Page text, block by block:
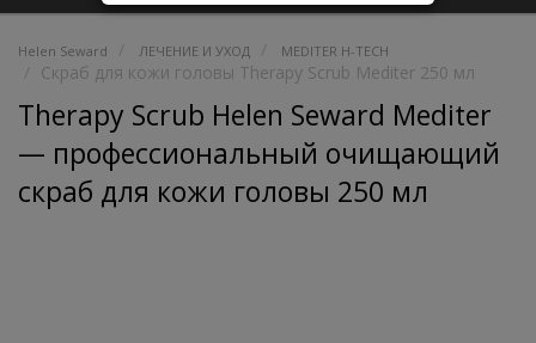
Helen Seward ЛЕЧЕНИЕ И УХОД MEDITER H-TECH
Скраб для кожи головы Therapy Scrub Mediter 250 мл
Therapy Scrub Helen Seward Mediter
— профессиональный очищающий
скраб для кожи головы 250 мл